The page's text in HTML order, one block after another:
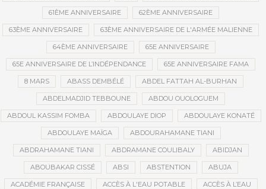
61ÈME ANNIVERSAIRE 62ÈME ANNIVERSAIRE
63ÈME ANNIVERSAIRE 63ÈME ANNIVERSAIRE DE L'ARMÉE MALIENNE
64ÈME ANNIVERSAIRE 65E ANNIVERSAIRE
65E ANNIVERSAIRE DE L’INDÉPENDANCE 65E ANNIVERSAIRE FAMA
8 MARS ABASS DEMBÉLÉ ABDEL FATTAH AL-BURHAN
ABDELMADJID TEBBOUNE ABDOU OUOLOGUEM
ABDOUL KASSIM FOMBA ABDOULAYE DIOP ABDOULAYE KONATÉ
ABDOULAYE MAÏGA ABDOURAHAMANE TIANI
ABDRAHAMANE TIANI ABDRAMANE COULIBALY ABIDJAN
ABOUBAKAR CISSÉ ABSI ABSTENTION ABUJA
ACADÉMIE FRANÇAISE ACCÈS À L'EAU POTABLE ACCÈS À L’EAU